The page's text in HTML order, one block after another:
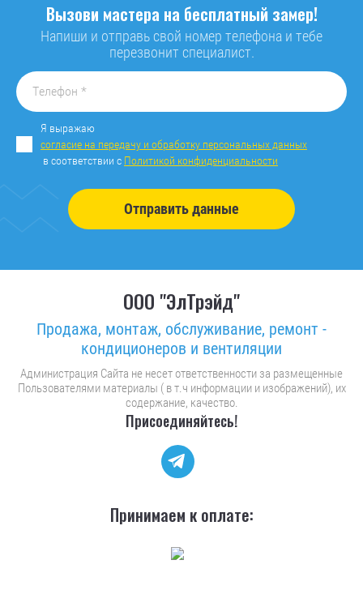
Вызови мастера на бесплатный замер!
Напиши и отправь свой номер телефона и тебе
перезвонит специалист.
Я выражаю
согласие на передачу и обработку персональных данных
в соответствии с Политикой конфиденциальности
Отправить данные
ООО "ЭлТрэйд"
Продажа, монтаж, обслуживание, ремонт -
кондиционеров и вентиляции
Администрация Сайта не несет ответственности за размещенные
Пользователями материалы ( в т.ч информации и изображений), их
содержание, качество.
Присоединяйтесь!
Принимаем к оплате: